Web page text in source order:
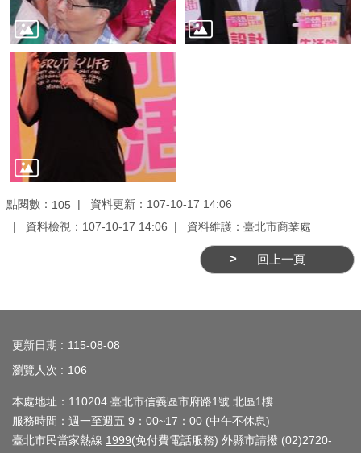
業
登
記
服
務
商
管
商
與
導
圈
廊
點閱數： 105
資料更新：107-10-17 14:06
資料檢視：107-10-17 14:06
資料維護：臺北市商業處
回上一頁
更新日期
115-08-08
瀏覽人次
106
本處地址：110204 臺北市信義區市府路1號 北區1樓
服務時間：週一至週五 9：00~17：00 (中午不休息)
臺北市民當家熱線 1999(免付費電話服務) 外縣市請撥 (02)2720-